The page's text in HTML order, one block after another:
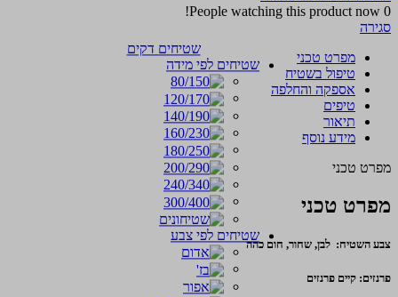
שטיחים דקים
שטיחים לפי מידה
שטיחים לפי צבע
0
People watching this product now!
סגירה
מפרט טכני
טיפול בשטיח
אספקה והחלפה
טיפים
תיאור
מידע נוסף
מפרט טכני
מפרט טכני
צבע השטיח: לבן, שחור, חום כהה
פרנזים: קיים פרנזים